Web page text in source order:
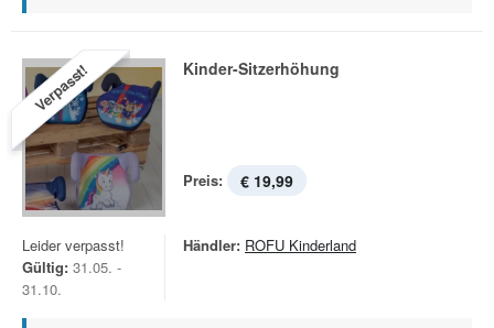
Verpasst! Kinder-Sitzerhöhung
Preis: € 19,99
Leider verpasst!
Gültig: 31.05. -
31.10.
Händler: ROFU Kinderland